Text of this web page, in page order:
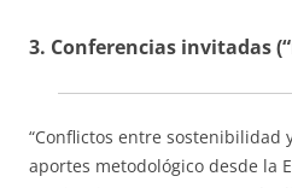
3. Conferencias invitadas
“Conflictos entre sostenibilidad
aportes metodológico desde la